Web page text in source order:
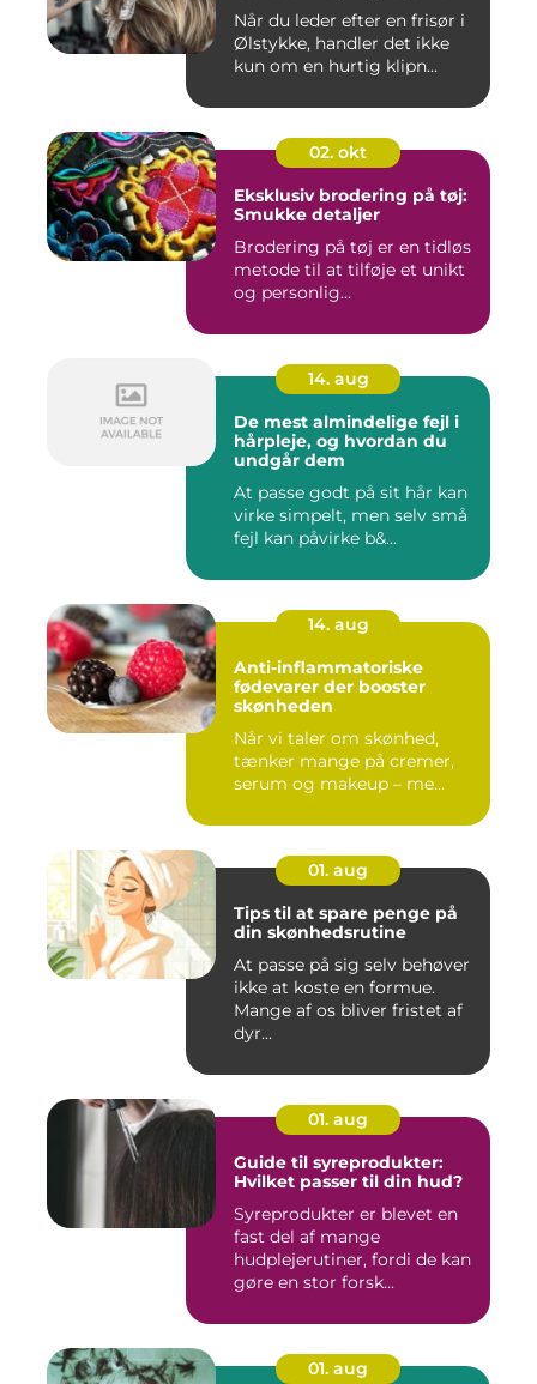
Når du leder efter en frisør i
Ølstykke, handler det ikke
kun om en hurtig klipn...
02. okt
Eksklusiv brodering på tøj:
Smukke detaljer
Brodering på tøj er en tidløs
metode til at tilføje et unikt
og personlig...
14. aug
De mest almindelige fejl i
hårpleje, og hvordan du
undgår dem
At passe godt på sit hår kan
virke simpelt, men selv små
fejl kan påvirke b&...
14. aug
Anti-inflammatoriske
fødevarer der booster
skønheden
Når vi taler om skønhed,
tænker mange på cremer,
serum og makeup – me...
01. aug
Tips til at spare penge på
din skønhedsrutine
At passe på sig selv behøver
ikke at koste en formue.
Mange af os bliver fristet af
dyr...
01. aug
Guide til syreprodukter:
Hvilket passer til din hud?
Syreprodukter er blevet en
fast del af mange
hudplejerutiner, fordi de kan
gøre en stor forsk...
01. aug